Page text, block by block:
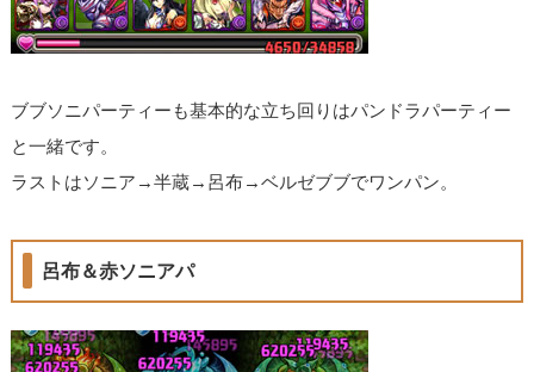
ブブソニパーティーも基本的な立ち回りはパンドラパーティー
と一緒です。
ラストはソニア→半蔵→呂布→ベルゼブブでワンパン。
呂布＆赤ソニアパ